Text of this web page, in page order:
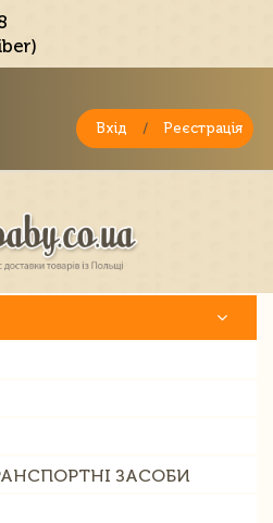
Вхід / Реєстрація
ЗАСОБИ